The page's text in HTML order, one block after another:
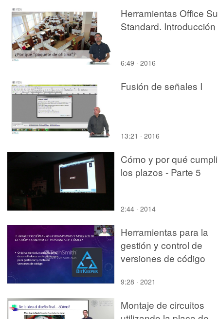
Herramientas Office
Standard. Introducción
6:49 · 2016
Fusión de señales I
13:21 · 2016
Cómo y por qué
los plazos - Parte 5
2:44 · 2014
Herramientas para la
gestión y control de
versiones de código
9:28 · 2021
Montaje de circuitos